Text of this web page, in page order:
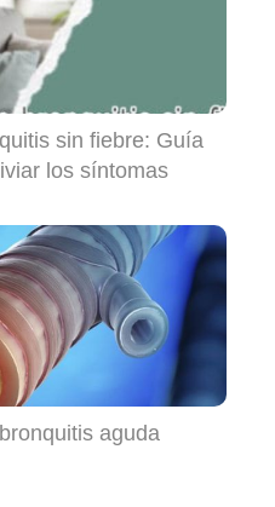
sin fiebre: Guía
los síntomas
aguda